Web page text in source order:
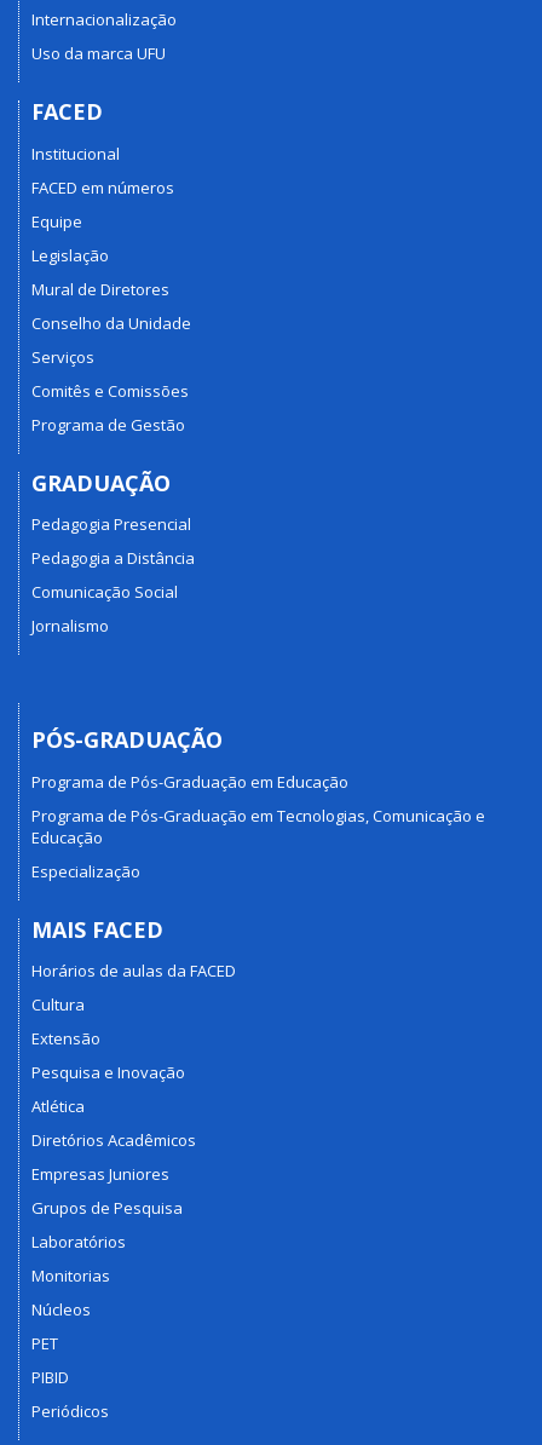
Internacionalização
Uso da marca UFU
FACED
Institucional
FACED em números
Equipe
Legislação
Mural de Diretores
Conselho da Unidade
Serviços
Comitês e Comissões
Programa de Gestão
GRADUAÇÃO
Pedagogia Presencial
Pedagogia a Distância
Comunicação Social
Jornalismo
PÓS-GRADUAÇÃO
Programa de Pós-Graduação em Educação
Programa de Pós-Graduação em Tecnologias, Comunicação e
Educação
Especialização
MAIS FACED
Horários de aulas da FACED
Cultura
Extensão
Pesquisa e Inovação
Atlética
Diretórios Acadêmicos
Empresas Juniores
Grupos de Pesquisa
Laboratórios
Monitorias
Núcleos
PET
PIBID
Periódicos